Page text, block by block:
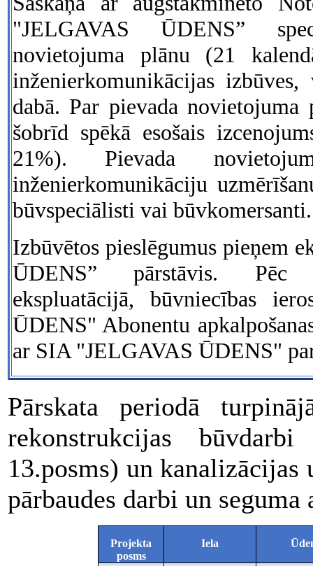
"JELGAVAS ŪDENS”
novietojuma plānu (21
inženierkomunikācijas
dabā. Par pievada
šobrīd spēkā esošais
21%). Pievada
inženierkomunikāciju
būvspeciālisti vai būvkomersanti.
Izbūvētos pieslēgumus pieņem
ŪDENS” pārstāvis. Pēc
ekspluatācijā, būvniecības
ŪDENS" Abonentu
ar SIA "JELGAVAS ŪDENS"
Pārskata periodā
rekonstrukcijas
13.posms) un kanalizācijas
pārbaudes darbi un
Projekta
posms
Iela